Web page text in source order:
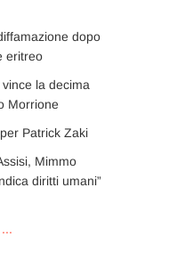
dopo
eritreo
vince la decima
Morrione
Patrick Zaki
Mimmo
diritti umani”